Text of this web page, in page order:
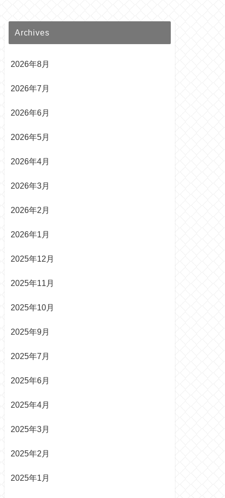
Archives
2026年8月
2026年7月
2026年6月
2026年5月
2026年4月
2026年3月
2026年2月
2026年1月
2025年12月
2025年11月
2025年10月
2025年9月
2025年7月
2025年6月
2025年4月
2025年3月
2025年2月
2025年1月